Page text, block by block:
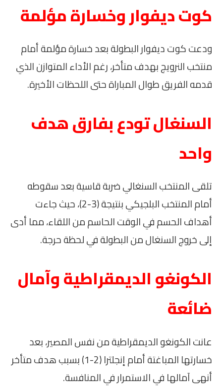
كوت ديفوار وخسارة مؤلمة
ودعت كوت ديفوار البطولة بعد خسارة مؤلمة أمام
منتخب النرويج بهدف متأخر، رغم الأداء المتوازن الذي
قدمه الفريق طوال المباراة حتى اللحظات الأخيرة.
السنغال تودع بفارق هدف
واحد
تلقى المنتخب السنغالي ضربة قاسية بعد سقوطه
أمام المنتخب البلجيكي بنتيجة (3-2)، حيث جاءت
أهداف الحسم في الوقت الحاسم من اللقاء، مما أدى
إلى خروج السنغال من البطولة في لحظة حرجة.
الكونغو الديمقراطية وآمال
ضائعة
عانت الكونغو الديمقراطية من نفس المصير، بعد
خسارتها المباغتة أمام إنجلترا (2-1) بسبب هدف متأخر
أنهى آمالها في الاستمرار في المنافسة.